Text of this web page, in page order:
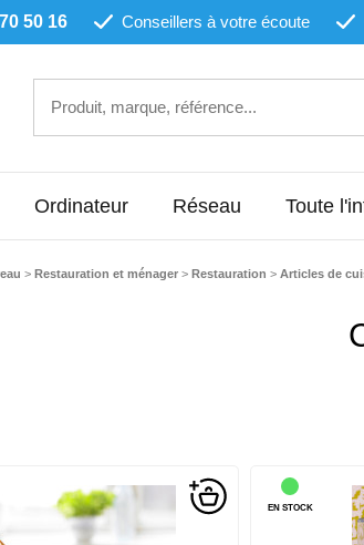
50 16 Conseillers à votre écoute
Ordinateur Réseau Toute
> Restauration et ménager > Restauration > Articles de
EN STOCK